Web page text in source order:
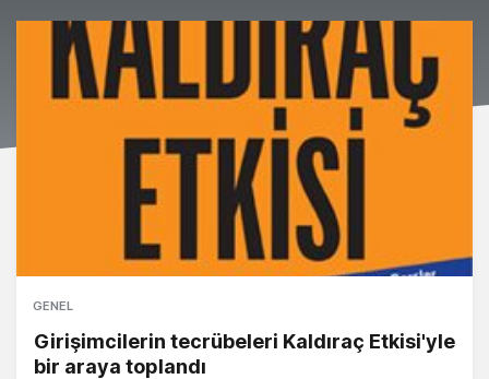
GENEL
Girişimcilerin tecrübeleri Kaldıraç Etkisi'yle
bir araya toplandı